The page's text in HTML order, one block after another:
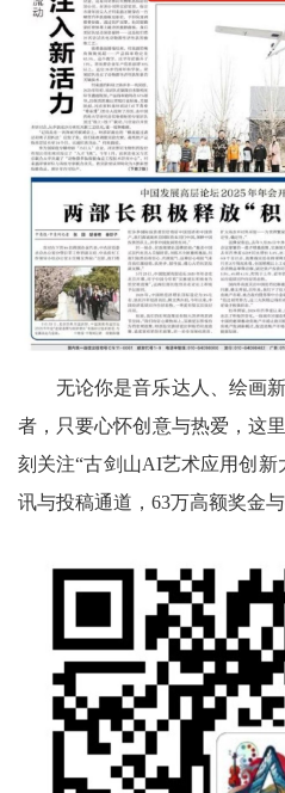
无论你是音乐达人、绘画
者，只要心怀创意与热爱，这
刻关注“古剑山AI艺术应用创新
讯与投稿通道，63万高额奖金